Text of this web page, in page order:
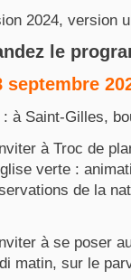
2024, version
le
septembre
: à Saint-Gilles,
à Troc de
verte :
de la
à se poser
matin, sur le